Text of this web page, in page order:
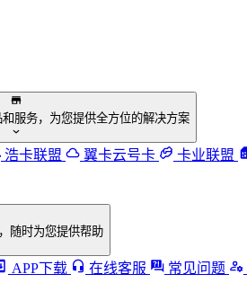
服务，为您提供全方位的解决方案
浩卡联盟 翼卡云号卡 卡业联盟
随时为您提供帮助
APP下载 在线客服 常见问题